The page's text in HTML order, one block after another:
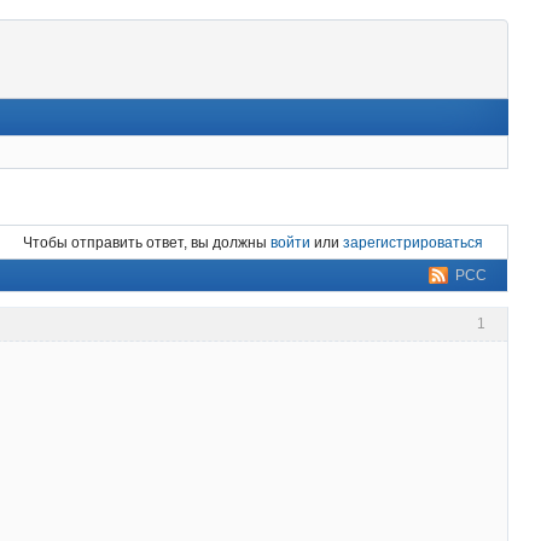
Чтобы отправить ответ, вы должнывойти илизарегистрироваться
РСС
1